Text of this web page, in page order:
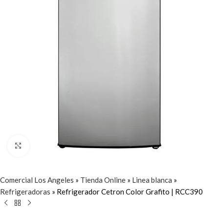
Click to enlarge
Comercial Los Angeles » Tienda Online » Linea blanca »
Refrigeradoras » Refrigerador Cetron Color Grafito | RCC390